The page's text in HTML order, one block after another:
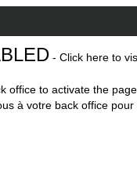
- Click here to
office to activate the
à votre back office